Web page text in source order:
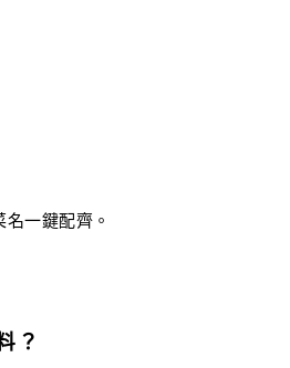
一鍵配齊。
？